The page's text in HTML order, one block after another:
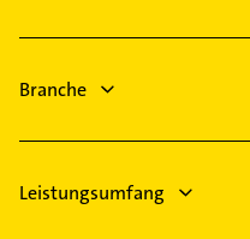
Vogelstang
Wallstadt
Dachdecker
Krankengymnastik
Branche
Leistungsumfang